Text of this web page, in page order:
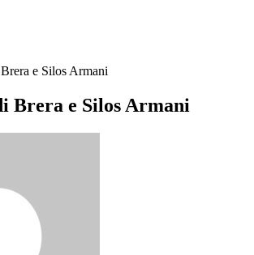
e Silos Armani
Brera e Silos Armani